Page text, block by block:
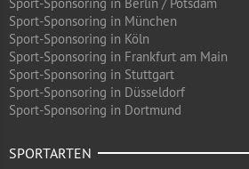
Sport-Sponsoring in München
Sport-Sponsoring in Köln
Sport-Sponsoring in Frankfurt am Main
Sport-Sponsoring in Stuttgart
Sport-Sponsoring in Düsseldorf
Sport-Sponsoring in Dortmund
SPORTARTEN